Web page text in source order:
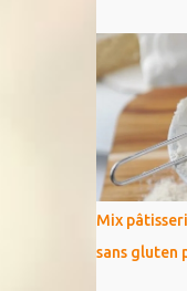
Mix
sans gluten